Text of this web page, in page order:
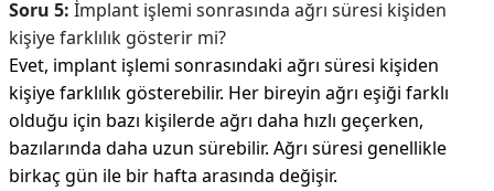
Soru 5: İmplant işlemi sonrasında ağrı süresi kişiden
kişiye farklılık gösterir mi?
Evet, implant işlemi sonrasındaki ağrı süresi kişiden
kişiye farklılık gösterebilir. Her bireyin ağrı eşiği farklı
olduğu için bazı kişilerde ağrı daha hızlı geçerken,
bazılarında daha uzun sürebilir. Ağrı süresi genellikle
birkaç gün ile bir hafta arasında değişir.